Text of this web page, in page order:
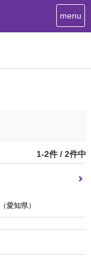
T
o
t
menu
1-2件 / 2件中
（愛知県）